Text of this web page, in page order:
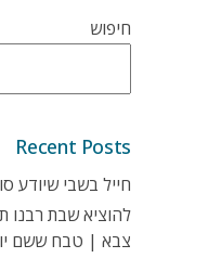
חיפוש
Recent Posts
חייל בשבי שיודע
להוציא שבת רבנו
צבא | טבח ששם